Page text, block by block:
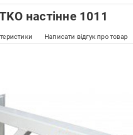
настінне 1011
Написати відгук про товар